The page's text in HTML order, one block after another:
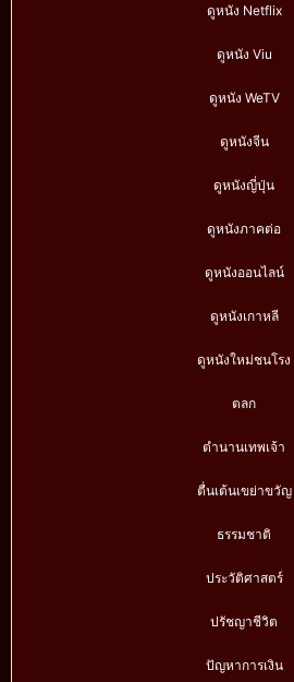
ดูหนัง Netflix
ดูหนัง Viu
ดูหนัง WeTV
ดูหนังจีน
ดูหนังญี่ปุ่น
ดูหนังภาคต่อ
ดูหนังออนไลน์
ดูหนังเกาหลี
ดูหนังใหม่ชนโรง
ตลก
ตำนานเทพเจ้า
ตื่นเต้นเขย่าขวัญ
ธรรมชาติ
ประวัติศาสตร์
ปรัชญาชีวิต
ปัญหาการเงิน